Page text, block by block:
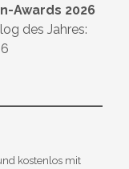
Awards 2026
des Jahres:
kostenlos mit